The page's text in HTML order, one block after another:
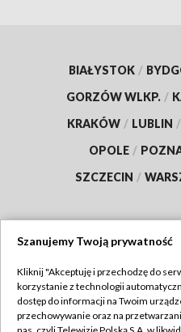
BIAŁYSTOK /
GORZÓW WLKP. /
KRAKÓW / LUBLIN /
OPOLE /
SZCZECIN /
Abonament TVP
Szanujemy Twoją prywatność
Kliknij "Akceptuję i przechodzę do
korzystanie z technologii
dostęp do informacji na Twoim
przechowywanie oraz na